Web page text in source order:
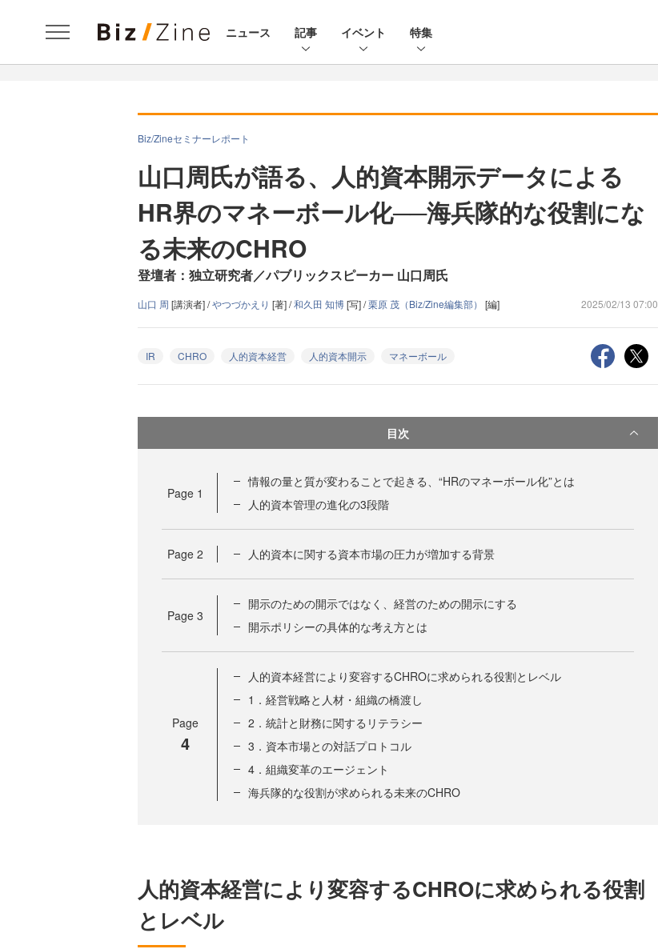
ニュース 記事 イベント 特集
Biz/Zineセミナーレポート
山口周氏が語る、人的資本開示データによる
HR界のマネーボール化──海兵隊的な役割にな
る未来のCHRO
登壇者：独立研究者／パブリックスピーカー 山口周氏
山口 周 [講演者] /やつづかえり [著] /和久田 知博[写] /栗原 茂（Biz/Zine編集部） [編] 2025/02/13 07:00
IR CHRO 人的資本経営 人的資本開示 マネーボール
目次
Page 1
情報の量と質が変わることで起きる、“HRのマネーボール化”とは
人的資本管理の進化の3段階
Page 2 人的資本に関する資本市場の圧力が増加する背景
Page 3
開示のための開示ではなく、経営のための開示にする
開示ポリシーの具体的な考え方とは
Page
4
人的資本経営により変容するCHROに求められる役割とレベル
1．経営戦略と人材・組織の橋渡し
2．統計と財務に関するリテラシー
3．資本市場との対話プロトコル
4．組織変革のエージェント
海兵隊的な役割が求められる未来のCHRO
人的資本経営により変容するCHROに求められる役割
とレベル